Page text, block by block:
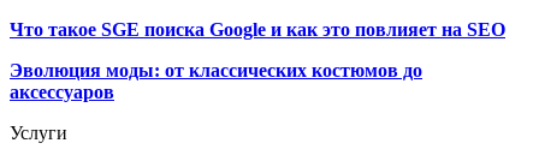
Что такое SGE поиска Google и как это повлияет на SEO
Эволюция моды: от классических костюмов до
аксессуаров
Услуги